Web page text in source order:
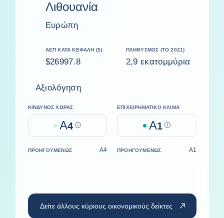
Λιθουανία
Ευρώπη
ΑΕΠ ΚΑΤΆ ΚΕΦΑΛΉ ($)
$26997.8
ΠΛΗΘΥΣΜΌΣ (ΤΟ 2021)
2,9 εκατομμύρια
Αξιολόγηση
ΚΊΝΔΥΝΟΣ ΧΏΡΑΣ
A4 Help
ΕΠΙΧΕΙΡΗΜΑΤΙΚΌ ΚΛΊΜΑ
A1 Help
ΠΡΟΗΓΟΥΜΈΝΩΣ A4 ΠΡΟΗΓΟΥΜΈΝΩΣ A1
Δείτε άλλους κύριους οικονομικούς δείκτες